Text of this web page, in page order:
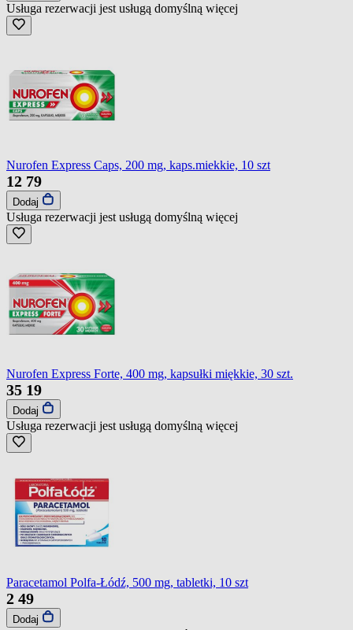
Usługa rezerwacji jest usługą domyślną więcej
Nurofen Express Caps, 200 mg, kaps.miekkie, 10 szt
12 79
Dodaj
Usługa rezerwacji jest usługą domyślną więcej
Nurofen Express Forte, 400 mg, kapsułki miękkie, 30 szt.
35 19
Dodaj
Usługa rezerwacji jest usługą domyślną więcej
Paracetamol Polfa-Łódź, 500 mg, tabletki, 10 szt
2 49
Dodaj